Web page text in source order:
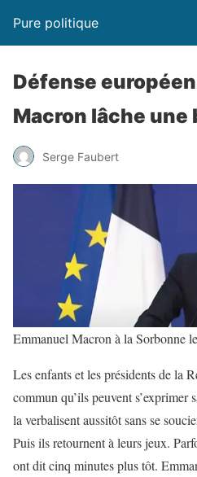
Pure politique
Défense
Macron lâche une
Serge Faubert
Emmanuel Macron à la Sorbonne
Les enfants et les présidents de la
commun qu’ils peuvent
la verbalisent aussitôt sans se
Puis ils retournent à leurs jeux.
ont dit cinq minutes plus tôt.